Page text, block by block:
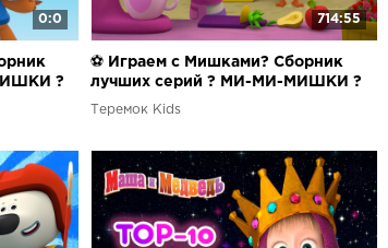
0:0
?
714:55
⚽ Играем с Мишками? Сборник
лучших серий ? МИ-МИ-МИШКИ ?
Теремок Kids